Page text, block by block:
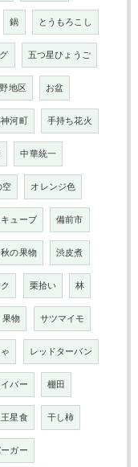
鍋 とうもろこし
五つ星ひょうご
地区 お盆
河町 手持ち花火
中華統一
空 オレンジ色
ューブ 備前市
秋の果物 渋皮煮
栗拾い 林
果物 サツマイモ
レッドターバン
イバー 棚田
王星食 干し柿
ガー